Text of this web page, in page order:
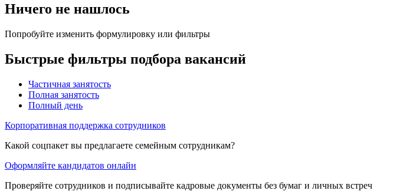
Ничего не нашлось
Попробуйте изменить формулировку или фильтры
Быстрые фильтры подбора вакансий
Частичная занятость
Полная занятость
Полный день
Корпоративная поддержка сотрудников
Какой соцпакет вы предлагаете семейным сотрудникам?
Оформляйте кандидатов онлайн
Проверяйте сотрудников и подписывайте кадровые документы без бумаг и личных встреч